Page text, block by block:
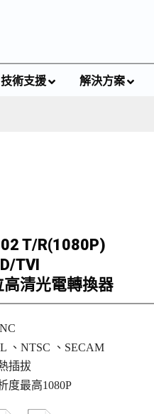
技術支援 解決方案
T/R(1080P)
TVI
高清光電轉換器
、NTSC 、SECAM
插拔
度最高1080P